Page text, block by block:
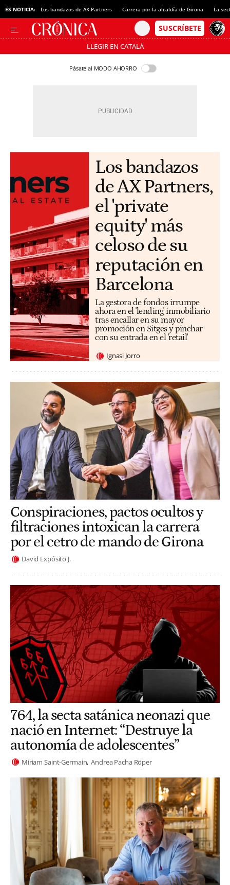
ES NOTICIA: Los bandazos de AX Partners Carrera por la alcaldía de Girona La
LLEGIR EN CATALÀ
Pásate al MODO AHORRO
Los bandazos
de AX Partners,
el 'private
equity' más
celoso de su
reputación en
Barcelona
La gestora de fondos irrumpe
ahora en el 'lending' inmobiliario
tras encallar en su mayor
promoción en Sitges y pinchar
con su entrada en el 'retail'
Ignasi Jorro
Conspiraciones, pactos ocultos y
filtraciones intoxican la carrera
por el cetro de mando de Girona
David Expósito J.
764, la secta satánica neonazi que
nació en Internet: “Destruye la
autonomía de adolescentes”
Miriam Saint-Germain Andrea Pacha Röper